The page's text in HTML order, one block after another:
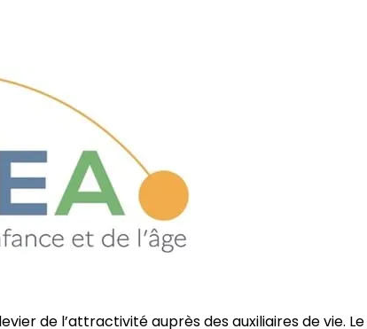
de l’attractivité auprès des auxiliaires de vie.